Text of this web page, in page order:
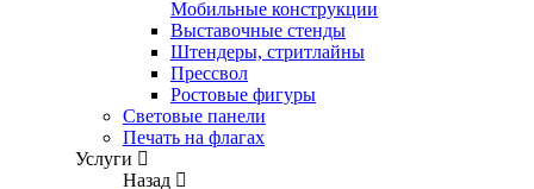
Мобильные конструкции
Выставочные стенды
Штендеры, стритлайны
Прессвол
Ростовые фигуры
Световые панели
Печать на флагах
Услуги
Назад